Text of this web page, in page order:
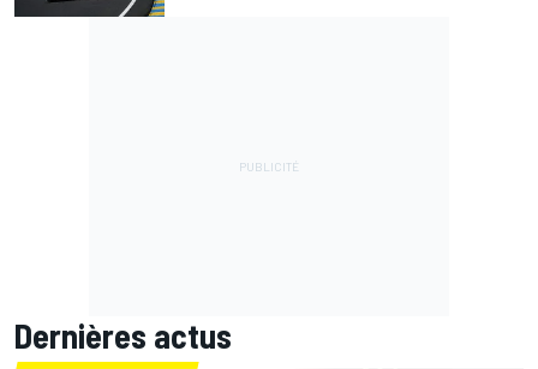
Dernières actus